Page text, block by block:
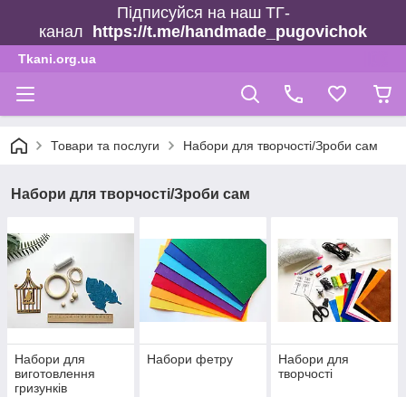
Підписуйся на наш ТГ-
канал
https://t.me/handmade_pugovichok
Tkani.org.ua
Товари та послуги Набори для творчості/Зроби сам
Набори для творчості/Зроби сам
Набори для
виготовлення
гризунків
Набори фетру
Набори для
творчості